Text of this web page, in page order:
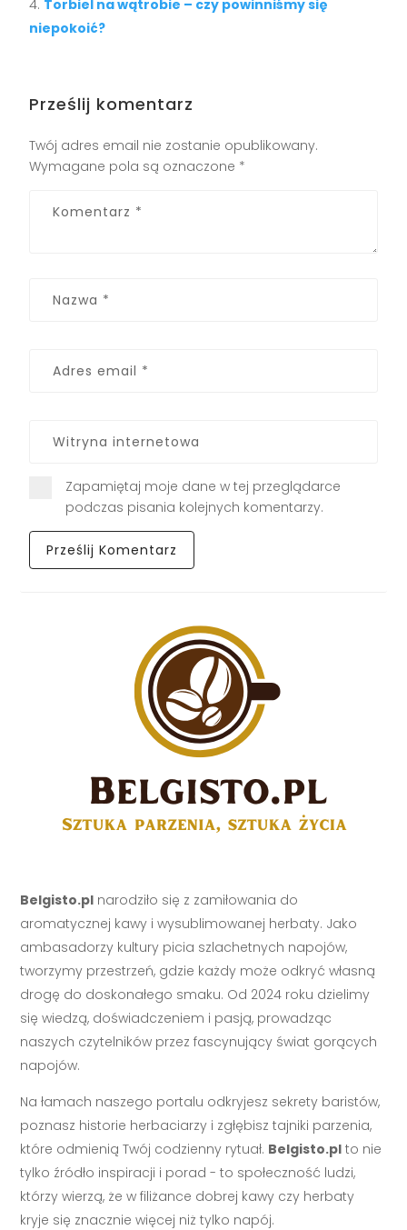
Torbiel na wątrobie – czy powinniśmy się
niepokoić?
Prześlij komentarz
Twój adres email nie zostanie opublikowany.
Wymagane pola są oznaczone *
Zapamiętaj moje dane w tej przeglądarce
podczas pisania kolejnych komentarzy.
Belgisto.pl narodziło się z zamiłowania do
aromatycznej kawy i wysublimowanej herbaty. Jako
ambasadorzy kultury picia szlachetnych napojów,
tworzymy przestrzeń, gdzie każdy może odkryć własną
drogę do doskonałego smaku. Od 2024 roku dzielimy
się wiedzą, doświadczeniem i pasją, prowadząc
naszych czytelników przez fascynujący świat gorących
napojów.
Na łamach naszego portalu odkryjesz sekrety baristów,
poznasz historie herbaciarzy i zgłębisz tajniki parzenia,
które odmienią Twój codzienny rytuał. Belgisto.pl to nie
tylko źródło inspiracji i porad - to społeczność ludzi,
którzy wierzą, że w filiżance dobrej kawy czy herbaty
kryje się znacznie więcej niż tylko napój.